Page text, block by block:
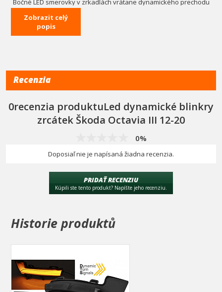
Bočné LED smerovky v zrkadlách vrátane dynamického prechodu
oranžovej farby z jednej strany na druhú.
100% nové, kompletná sada (ľavá a pravá).
Homologácia: štandard E4 - schválené pre prevádzku.
Zobrazit celý
popis
Recenzia
0recenzia produktuLed dynamické blinkry
zrcátek Škoda Octavia III 12-20
0%
Doposiaľ nie je napísaná žiadna recenzia.
PRIDAŤ RECENZIU
Kúpili ste tento produkt? Napíšte jeho recenziu.
Historie produktů